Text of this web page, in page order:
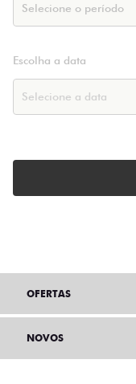
Escolha a data
OFERTAS
NOVOS